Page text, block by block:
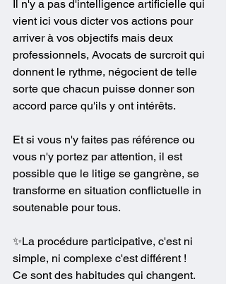
Il n'y a pas d'intelligence artificielle qui
vient ici vous dicter vos actions pour
arriver à vos objectifs mais deux
professionnels, Avocats de surcroit qui
donnent le rythme, négocient de telle
sorte que chacun puisse donner son
accord parce qu'ils y ont intérêts.
Et si vous n'y faites pas référence ou
vous n'y portez par attention, il est
possible que le litige se gangrène, se
transforme en situation conflictuelle in
soutenable pour tous.
✨La procédure participative, c'est ni
simple, ni complexe c'est différent !
Ce sont des habitudes qui changent.